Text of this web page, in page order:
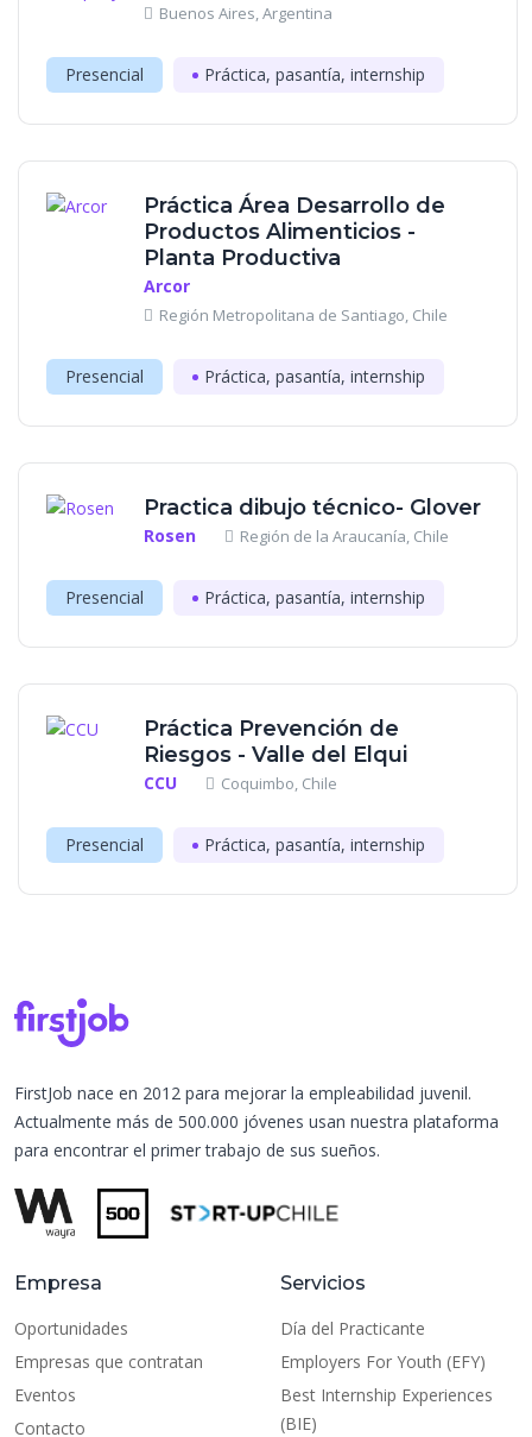
Buenos Aires, Argentina
Presencial Práctica, pasantía, internship
Práctica Área Desarrollo de
Productos Alimenticios -
Planta Productiva
Arcor
Región Metropolitana de Santiago, Chile
Presencial Práctica, pasantía, internship
Practica dibujo técnico- Glover
Rosen Región de la Araucanía, Chile
Presencial Práctica, pasantía, internship
Práctica Prevención de
Riesgos - Valle del Elqui
CCU Coquimbo, Chile
Presencial Práctica, pasantía, internship
FirstJob nace en 2012 para mejorar la empleabilidad juvenil.
Actualmente más de 500.000 jóvenes usan nuestra plataforma
para encontrar el primer trabajo de sus sueños.
Empresa
Oportunidades
Empresas que contratan
Eventos
Contacto
Servicios
Día del Practicante
Employers For Youth (EFY)
Best Internship Experiences
(BIE)